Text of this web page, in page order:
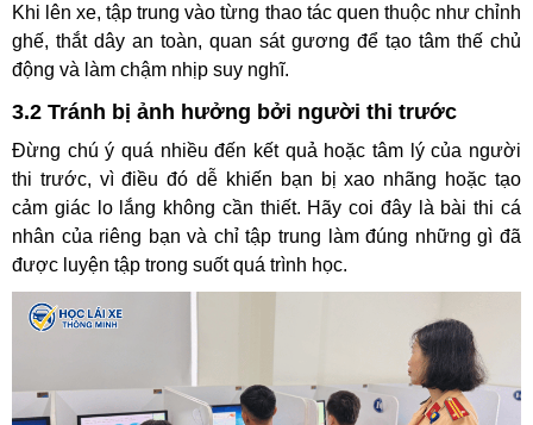
Khi lên xe, tập trung vào từng thao tác quen thuộc như chỉnh
ghế, thắt dây an toàn, quan sát gương để tạo tâm thế chủ
động và làm chậm nhịp suy nghĩ.
3.2 Tránh bị ảnh hưởng bởi người thi trước
Đừng chú ý quá nhiều đến kết quả hoặc tâm lý của người
thi trước, vì điều đó dễ khiến bạn bị xao nhãng hoặc tạo
cảm giác lo lắng không cần thiết. Hãy coi đây là bài thi cá
nhân của riêng bạn và chỉ tập trung làm đúng những gì đã
được luyện tập trong suốt quá trình học.